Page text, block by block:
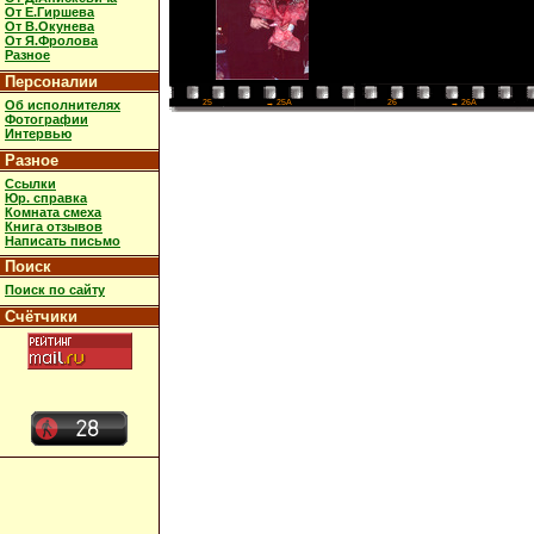
От Е.Гиршева
От В.Окунева
От Я.Фролова
Разное
Персоналии
Об исполнителях
Фотографии
Интервью
Разное
Ссылки
Юр. справка
Комната смеха
Книга отзывов
Написать письмо
Поиск
Поиск по сайту
Счётчики
25 → 25A 26 → 26A